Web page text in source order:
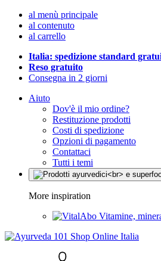
al menù principale
al contenuto
al carrello
Italia: spedizione standard
Reso gratuito
Consegna in 2 giorni
Aiuto
Dov'è il mio ordine?
Restituzione prodotti
Costi di spedizione
Opzioni di pagamento
Contattaci
Tutti i temi
More inspiration
Vitamine,